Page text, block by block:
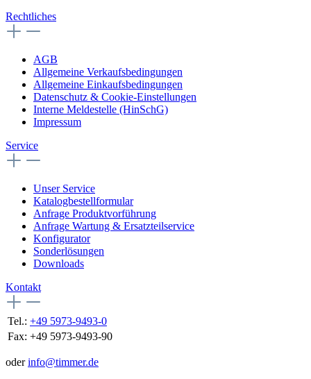
Rechtliches
AGB
Allgemeine Verkaufsbedingungen
Allgemeine Einkaufsbedingungen
Datenschutz & Cookie-Einstellungen
Interne Meldestelle (HinSchG)
Impressum
Service
Unser Service
Katalogbestellformular
Anfrage Produktvorführung
Anfrage Wartung & Ersatzteilservice
Konfigurator
Sonderlösungen
Downloads
Kontakt
Tel.: +49 5973-9493-0
Fax: +49 5973-9493-90
oderinfo@timmer.de